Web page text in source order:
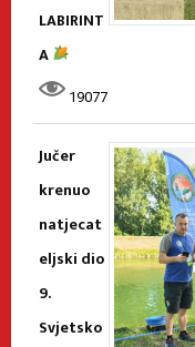
LABIRINT
A
19077
Jučer
krenuo
natjecat
eljski dio
9.
Svjetsko